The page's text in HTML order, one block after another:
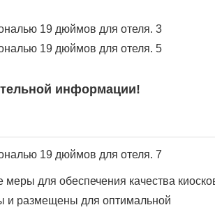
информации!
для обеспечения качества
и размещены для оптимальной